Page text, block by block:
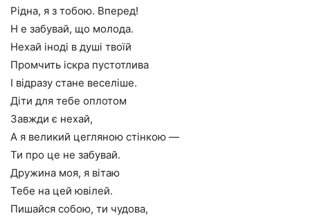
Рідна, я з тобою. Вперед!
Н е забувай, що молода.
Нехай іноді в душі твоїй
Промчить іскра пустотлива
І відразу стане веселіше.
Діти для тебе оплотом
Завжди є нехай,
А я великий цегляною стінкою —
Ти про це не забувай.
Дружина моя, я вітаю
Тебе на цей ювілей.
Пишайся собою, ти чудова,